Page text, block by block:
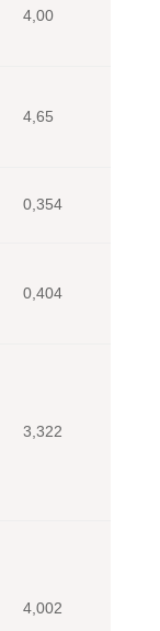
4,00
4,65
0,354
0,404
3,322
4,002